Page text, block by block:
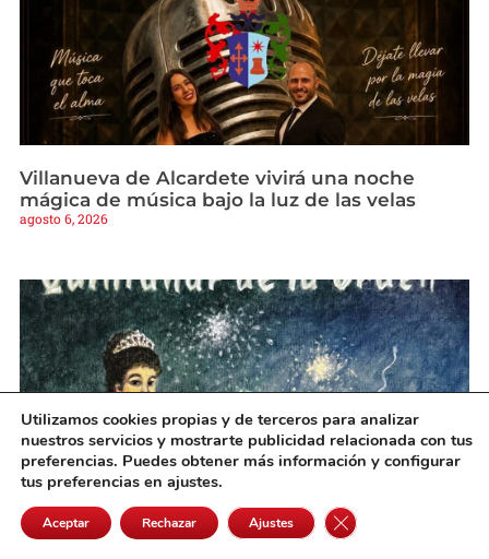
Villanueva de Alcardete vivirá una noche
mágica de música bajo la luz de las velas
agosto 6, 2026
Quintanar oficializa un programa de Feria con
Utilizamos cookies propias y de terceros para analizar
nuestros servicios y mostrarte publicidad relacionada con tus
preferencias. Puedes obtener más información y configurar
tus preferencias en ajustes.
Aceptar Rechazar Ajustes Cerrar el banner de